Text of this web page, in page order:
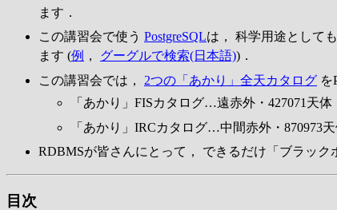
ます．
この講習会で使う PostgreSQLは， 科学用途として
ます (例 ， グーグルで検索(日本語))．
この講習会では， 2つの「あかり」全天カタログ を
「あかり」FISカタログ…遠赤外・427071天体
「あかり」IRCカタログ…中間赤外・870973
RDBMSが皆さんにとって， できるだけ「ブラッ
目次